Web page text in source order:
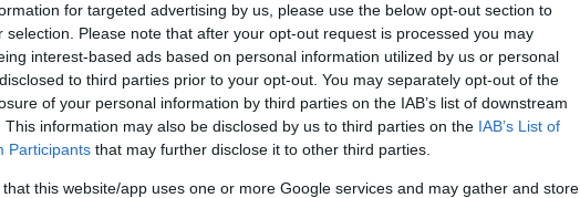
for targeted advertising by us, please use the below opt-out section to
selection. Please note that after your opt-out request is processed you may
interest-based ads based on personal information utilized by us or personal
to third parties prior to your opt-out. You may separately opt-out of the
of your personal information by third parties on the IAB’s list of downstream
This information may also be disclosed by us to third parties on the IAB’s List of
Participants that may further disclose it to other third parties.
that this website/app uses one or more Google services and may gather and store
essere valorizzata anche attraverso un
consentano il tour del posto, andando a
di veicoli”.
concreto che porti a un ribasso dei costi di
-. La Regione deve rammentare che è suo
suo popolo sempre, non solo un mese